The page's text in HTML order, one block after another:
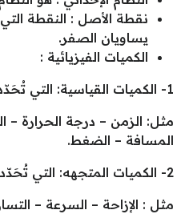
نقطة الأصل : النقطة
يساويان الصفر.
الكميات الفيزيائية :
1- الكميات القياسية: التي تُحَدّد بالمقدار فقط.
مثل: الزمن – درجة الحرارة –
المسافة – الضغط.
2- الكميات المتجهه: التي تُحَدّد بالمقدار و الإتجاه معاً.
مثل : الإزاحة – السرعة –